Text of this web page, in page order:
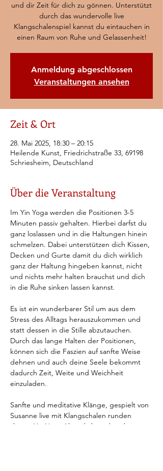
und dir Zeit für dich zu gönnen. Unterstützt
durch das wundervolle live
Klangschalenspiel kannst du eintauchen in
einen Raum von Ruhe und Gelassenheit!
Anmeldung abgeschlossen
Veranstaltungen ansehen
Zeit & Ort
28. Mai 2025, 18:30 – 20:15
Heilende Kunst, Friedrichstraße 33, 69198
Schriesheim, Deutschland
Über die Veranstaltung
Im Yin Yoga werden die Positionen 3-5
Minuten passiv gehalten. Hierbei darfst du
ganz loslassen und in die Haltungen hinein
schmelzen. Dabei unterstützen dich Kissen,
Decken und Gurte damit du dich wirklich
ganz der Haltung hingeben kannst, nicht
und nichts mehr halten brauchst und dich
in die Ruhe sinken lassen kannst.
Es ist ein wunderbarer Stil um aus dem
Stress des Alltags herauszukommen und
statt dessen in die Stille abzutauchen.
Durch das lange Halten der Positionen,
können sich die Faszien auf sanfte Weise
dehnen und auch deine Seele bekommt
dadurch Zeit, Weite und Weichheit
einzuladen.
Sanfte und meditative Klänge, gespielt von
Susanne live mit Klangschalen runden
diesen Yin Yoga Abend ab und und